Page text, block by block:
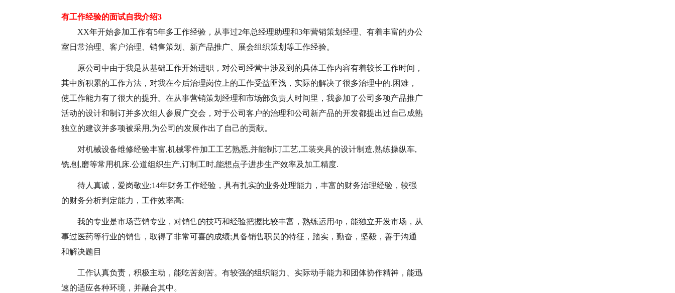
有工作经验的面试自我介绍3
XX年开始参加工作有5年多工作经验，从事过2年总经理助理和3年营销策划经理、有着丰富的办公
室日常治理、客户治理、销售策划、新产品推广、展会组织策划等工作经验。
原公司中由于我是从基础工作开始进职，对公司经营中涉及到的具体工作内容有着较长工作时间，
其中所积累的工作方法，对我在今后治理岗位上的工作受益匪浅，实际的解决了很多治理中的.困难，
使工作能力有了很大的提升。在从事营销策划经理和市场部负责人时间里，我参加了公司多项产品推广
活动的设计和制订并多次组人参展广交会，对于公司客户的治理和公司新产品的开发都提出过自己成熟
独立的建议并多项被采用,为公司的发展作出了自己的贡献。
对机械设备维修经验丰富,机械零件加工工艺熟悉,并能制订工艺,工装夹具的设计制造,熟练操纵车,
铣,刨,磨等常用机床.公道组织生产,订制工时,能想点子进步生产效率及加工精度.
待人真诚，爱岗敬业;14年财务工作经验，具有扎实的业务处理能力，丰富的财务治理经验，较强
的财务分析判定能力，工作效率高;
我的专业是市场营销专业，对销售的技巧和经验把握比较丰富，熟练运用4p，能独立开发市场，从
事过医药等行业的销售，取得了非常可喜的成绩;具备销售职员的特征，踏实，勤奋，坚毅，善于沟通
和解决题目
工作认真负责，积极主动，能吃苦刻苦。有较强的组织能力、实际动手能力和团体协作精神，能迅
速的适应各种环境，并融合其中。